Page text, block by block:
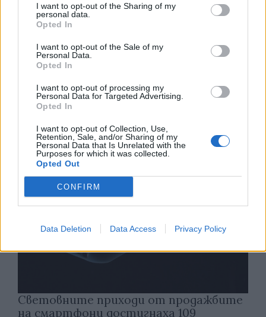
I want to opt-out of the Sharing of my
personal data.
Opted In
I want to opt-out of the Sale of my
Personal Data.
Opted In
I want to opt-out of processing my
Personal Data for Targeted Advertising.
Opted In
I want to opt-out of Collection, Use,
Retention, Sale, and/or Sharing of my
Personal Data that Is Unrelated with the
Purposes for which it was collected.
Opted Out
CONFIRM
Data Deletion Data Access Privacy Policy
Хакери удариха бизнес-база данни в
Лихтенщайн
Световните приходи от продажбите
на смартфони достигнаха 109